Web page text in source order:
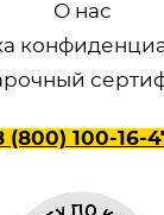
О нас
(800) 100-16-